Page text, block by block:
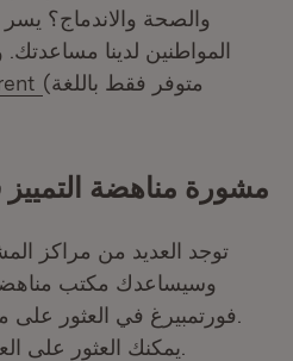
والصحة والاندماج؟
المواطنين لدينا
(متوفر فقط باللغة
مشورة مناهضة
توجد العديد من مراكز
وسيساعدك مكتب مناهضة